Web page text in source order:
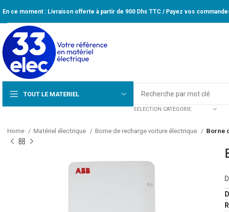
En ce moment : Livraison offerte à partir de 900 Dhs TTC / Payez vos
TOUT LE MATERIEL
SELECTION CATEGORIE
Home Matériel électrique Borne de recharge voiture électrique Borne